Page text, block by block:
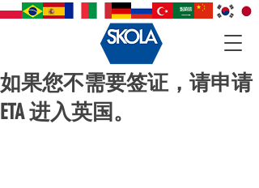
如果您不需要签证，请申请
ETA 进入英国。